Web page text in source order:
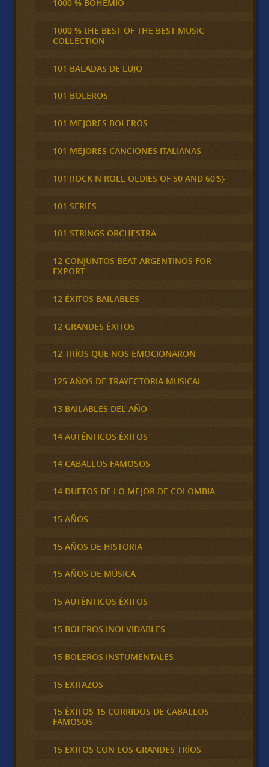
1000 % BOHEMIO
1000 % tHE BEST OF THE BEST MUSIC
COLLECTION
101 BALADAS DE LUJO
101 BOLEROS
101 MEJORES BOLEROS
101 MEJORES CANCIONES ITALIANAS
101 ROCK N ROLL OLDIES OF 50 AND 60'S}
101 SERIES
101 STRINGS ORCHESTRA
12 CONJUNTOS BEAT ARGENTINOS FOR
EXPORT
12 ÉXITOS BAILABLES
12 GRANDES ÉXITOS
12 TRÍOS QUE NOS EMOCIONARON
125 AÑOS DE TRAYECTORIA MUSICAL
13 BAILABLES DEL AÑO
14 AUTÉNTICOS ÉXITOS
14 CABALLOS FAMOSOS
14 DUETOS DE LO MEJOR DE COLOMBIA
15 AÑOS
15 AÑOS DE HISTORIA
15 AÑOS DE MÚSICA
15 AUTÉNTICOS ÉXITOS
15 BOLEROS INOLVIDABLES
15 BOLEROS INSTUMENTALES
15 EXITAZOS
15 ÉXITOS 15 CORRIDOS DE CABALLOS
FAMOSOS
15 EXITOS CON LOS GRANDES TRÍOS